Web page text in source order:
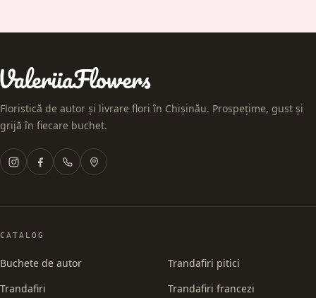
Floristică de autor și livrare flori în Chișinău. Prospețime, gust și
grijă în fiecare buchet.
CATALOG
Buchete de autor
Trandafiri
Trandafiri pitici
Trandafiri francezi